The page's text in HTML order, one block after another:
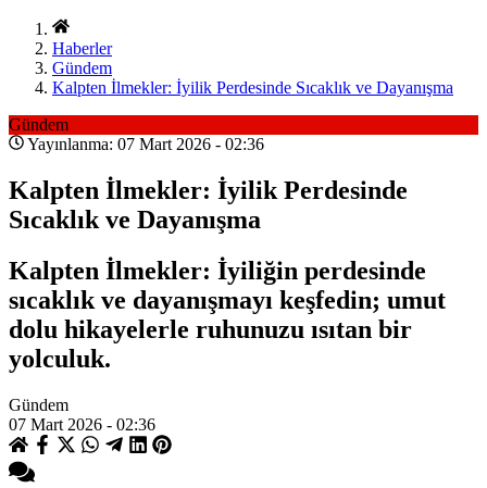
Haberler
Gündem
Kalpten İlmekler: İyilik Perdesinde Sıcaklık ve Dayanışma
Gündem
Yayınlanma: 07 Mart 2026 - 02:36
Kalpten İlmekler: İyilik Perdesinde
Sıcaklık ve Dayanışma
Kalpten İlmekler: İyiliğin perdesinde
sıcaklık ve dayanışmayı keşfedin; umut
dolu hikayelerle ruhunuzu ısıtan bir
yolculuk.
Gündem
07 Mart 2026 - 02:36